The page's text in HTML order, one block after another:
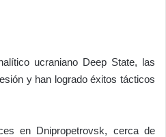
ucraniano Deep State, las
y han logrado éxitos tácticos
en Dnipropetrovsk, cerca de